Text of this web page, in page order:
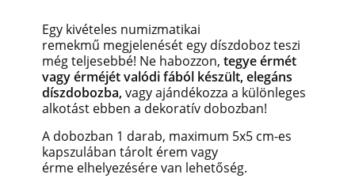
Egy kivételes numizmatikai
remekmű megjelenését egy díszdoboz teszi
még teljesebbé! Ne habozzon, tegye érmét
vagy érméjét valódi fából készült, elegáns
díszdobozba,vagy ajándékozza a különleges
alkotást ebben a dekoratív dobozban!
A dobozban 1 darab, maximum 5x5 cm-es
kapszulában tárolt érem vagy
érme elhelyezésére van lehetőség.